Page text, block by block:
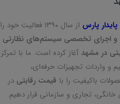
پارس
از سال ۱۳۹۰ فعالیت خود را
اجرای تخصصی سیستم‌های نظارتی
در مشهد آغاز کرده است. ما با تمرکز
و واردات تجهیزات حرفه‌ای،
باکیفیت را با قیمت رقابتی در
خانگی، تجاری و سازمانی قرار دهیم.